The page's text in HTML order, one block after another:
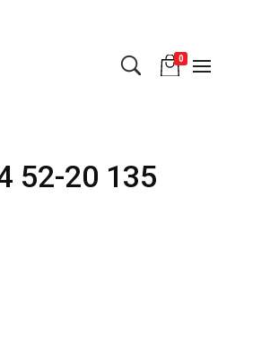
0
52-20 135